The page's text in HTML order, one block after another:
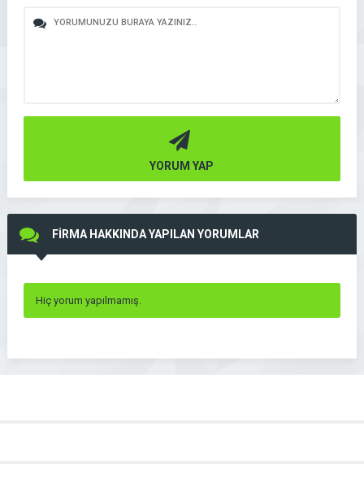
YORUM YAP
FİRMA HAKKINDA YAPILAN YORUMLAR
Hiç yorum yapılmamış.